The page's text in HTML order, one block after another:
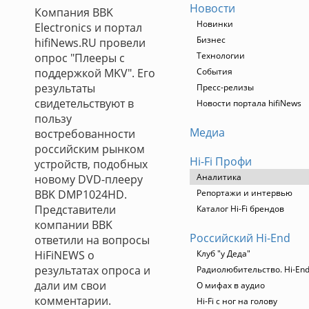
Компания BBK
Electronics и портал
hifiNews.RU провели
опрос "Плееры с
поддержкой MKV". Его
результаты
свидетельствуют в
пользу
востребованности
российским рынком
устройств, подобных
новому DVD-плееру
BBK DMP1024HD.
Представители
компании BBK
ответили на вопросы
HiFiNEWS о
результатах опроса и
дали им свои
комментарии.
Новости
Новинки
Бизнес
Технологии
События
Пресс-релизы
Новости портала hifiNews
Медиа
Hi-Fi Профи
Аналитика
Репортажи и интервью
Каталог Hi-Fi брендов
Российский Hi-End
Клуб "у Деда"
Радиолюбительство. Hi-
О мифах в аудио
Hi-Fi с ног на голову